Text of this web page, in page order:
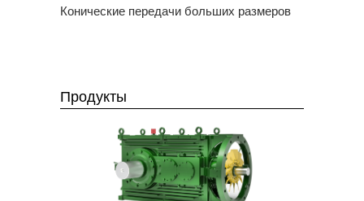
Конические передачи больших размеров
Продукты